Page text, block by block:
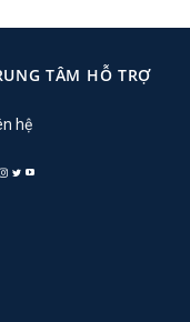
TÂM HỖ TRỢ
hệ